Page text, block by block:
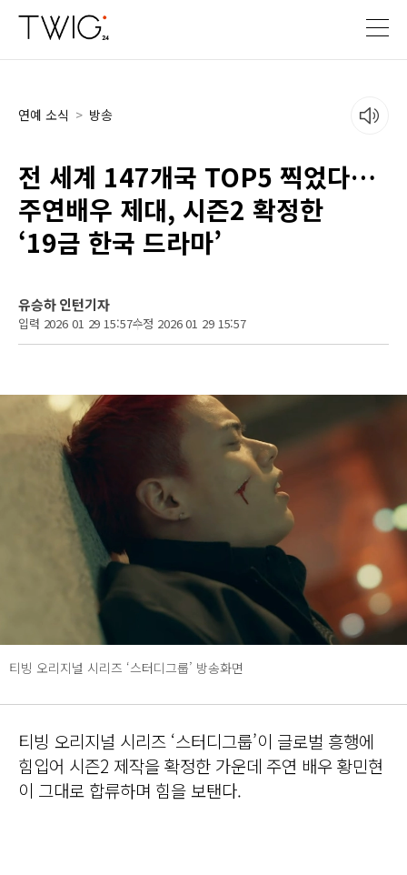
연예 소식 > 방송
전 세계 147개국 TOP5 찍었다…
주연배우 제대, 시즌2 확정한
‘19금 한국 드라마’
유승하 인턴기자
입력 2026 01 29 15:57수정 2026 01 29 15:57
티빙 오리지널 시리즈 ‘스터디그룹’ 방송화면
티빙 오리지널 시리즈 ‘스터디그룹’이 글로벌 흥행에
힘입어 시즌2 제작을 확정한 가운데 주연 배우 황민현
이 그대로 합류하며 힘을 보탠다.